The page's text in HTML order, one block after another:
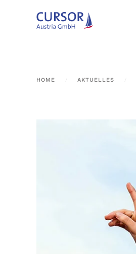
Zum Hauptinhalt springen
HOME AKTUELLES